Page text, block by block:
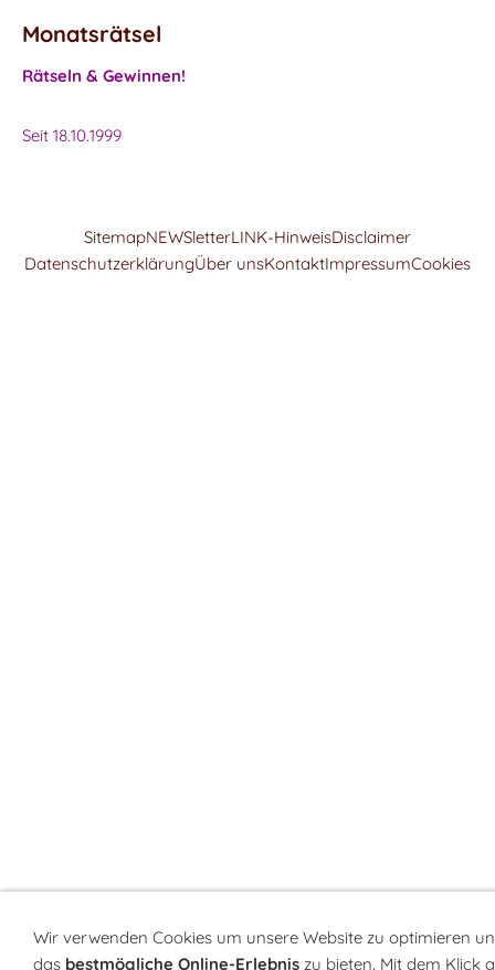
Monatsrätsel
Rätseln & Gewinnen!
Seit 18.10.1999
SitemapNEWSletterLINK-HinweisDisclaimer
DatenschutzerklärungÜber unsKontaktImpressumCookies
Wir verwenden Cookies um unsere Website zu optimieren
das bestmögliche Online-Erlebnis zu bieten. Mit dem Klick